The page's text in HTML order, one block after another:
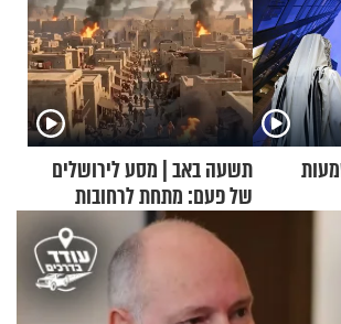
תשעה באב | מסע לירושלים
של פעם: מתחת לרחובות
ירושלים